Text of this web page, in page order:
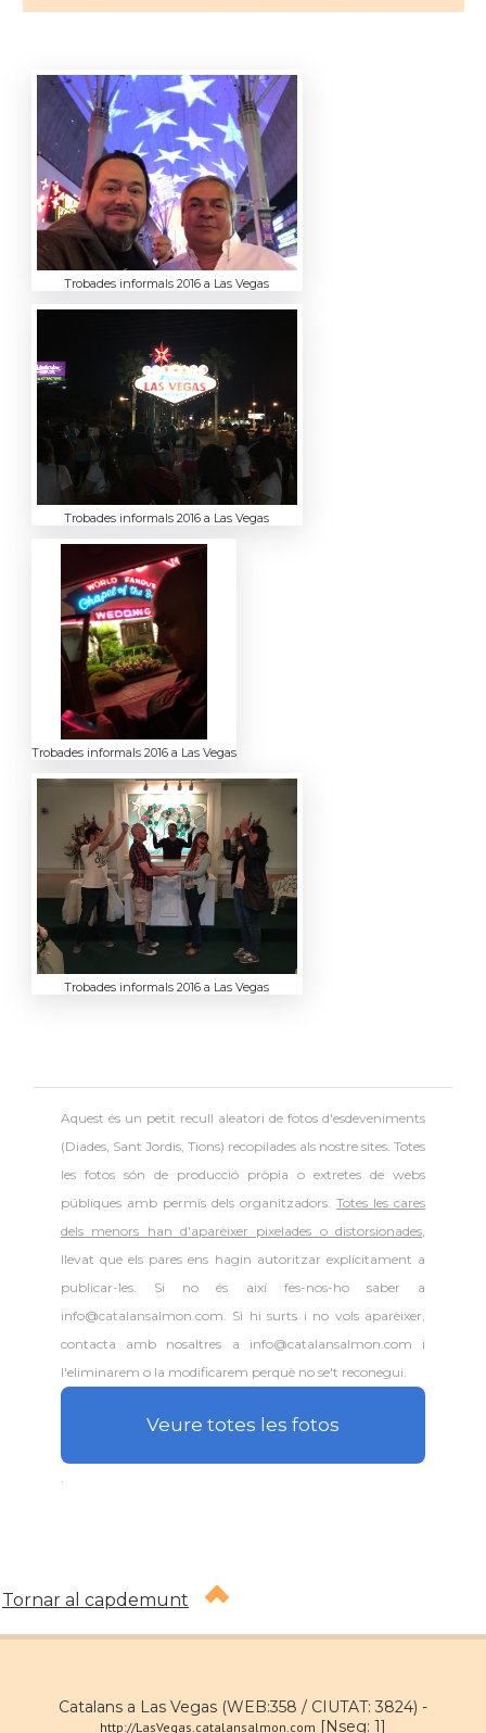
Trobades informals 2016 a Las Vegas
Trobades informals 2016 a Las Vegas
Trobades informals 2016 a Las Vegas
Trobades informals 2016 a Las Vegas
Aquest és un petit recull aleatori defotos d'esdeveniments
(Diades, Sant Jordis, Tions) recopilades als nostre sites. Totes
les fotos són de producció pròpia o extretes de webs
públiques amb permís dels organitzadors.Totes les cares
dels menors han d'aparèixer pixelades o distorsionades,
llevat que els pares ens hagin autoritzar explícitament a
publicar-les. Si no és així fes-nos-ho saber a
info@catalansalmon.com. Si hi surts i no vols aparèixer,
contacta amb nosaltres a info@catalansalmon.com i
l'eliminarem o la modificarem perquè no se't reconegui.
Veure totes les fotos
Tornar al capdemunt
Catalans a Las Vegas (WEB:358 / CIUTAT: 3824) -
http://LasVegas.catalansalmon.com [Nseg: 1]